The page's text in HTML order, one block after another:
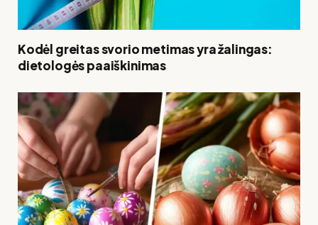
Kodėl greitas svorio metimas yra žalingas:
dietologės paaiškinimas